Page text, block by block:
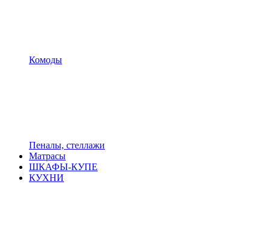
Комоды
Пеналы, стеллажи
Матрасы
ШКАФЫ-КУПЕ
КУХНИ